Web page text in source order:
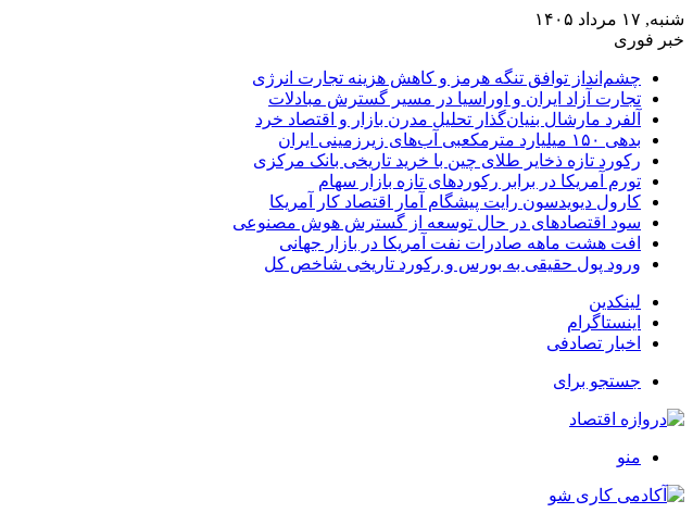
شنبه, ۱۷ مرداد ۱۴۰۵
خبر فوری
چشم‌انداز توافق تنگه هرمز و کاهش هزینه تجارت انرژی
تجارت آزاد ایران و اوراسیا در مسیر گسترش مبادلات
آلفرد مارشال بنیان‌گذار تحلیل مدرن بازار و اقتصاد خرد
بدهی ۱۵۰ میلیارد مترمکعبی آب‌های زیرزمینی ایران
رکورد تازه ذخایر طلای چین با خرید تاریخی بانک مرکزی
تورم آمریکا در برابر رکوردهای تازه بازار سهام
کارول دیویدسون رایت پیشگام آمار اقتصاد کار آمریکا
سود اقتصادهای در حال توسعه از گسترش هوش مصنوعی
افت هشت ماهه صادرات نفت آمریکا در بازار جهانی
ورود پول حقیقی به بورس و رکورد تاریخی شاخص کل
لینکدین
اینستاگرام
اخبار تصادفی
جستجو برای
منو